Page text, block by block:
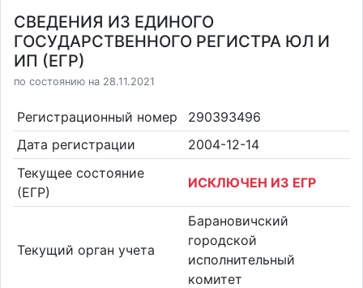
СВЕДЕНИЯ ИЗ ЕДИНОГО
ГОСУДАРСТВЕННОГО РЕГИСТРА ЮЛ И
ИП (ЕГР)
по состоянию на 28.11.2021
Регистрационный номер
290393496
Дата регистрации
2004-12-14
Текущее состояние
(ЕГР)
ИСКЛЮЧЕН ИЗ ЕГР
Текущий орган учета
Барановичский
городской
исполнительный
комитет